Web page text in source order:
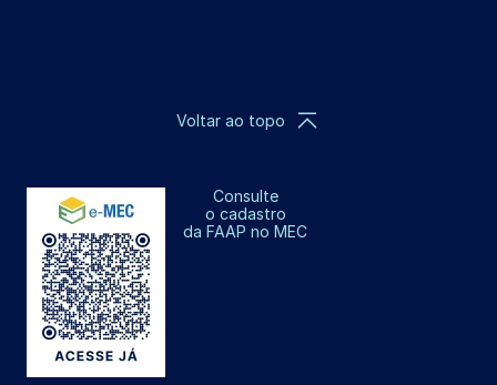
Consulte
o cadastro
da FAAP no MEC
Voltar ao topo